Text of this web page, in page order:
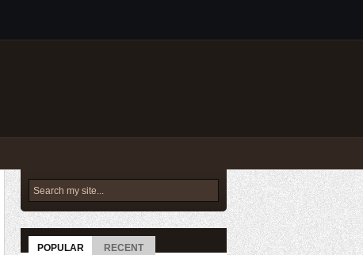
POPULAR RECENT